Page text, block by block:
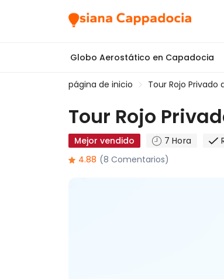
Globo Aerostático en Capadocia
página de inicio Tour Rojo Privado
Tour Rojo
Mejor vendido 7 Hora
4.88 (8 Comentarios)